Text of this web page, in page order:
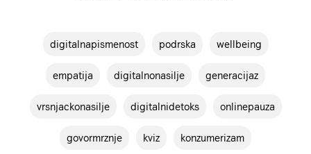
digitalnapismenost podrska wellbeing
empatija digitalnonasilje generacijaz
vrsnjackonasilje digitalnidetoks onlinepauza
govormrznje kviz konzumerizam